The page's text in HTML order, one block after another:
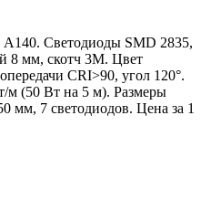
A140. Светодиоды SMD 2835,
8 мм, скотч 3M. Цвет
CRI>90, угол 120°.
м (50 Вт на 5 м). Размеры
мм, 7 светодиодов. Цена за 1